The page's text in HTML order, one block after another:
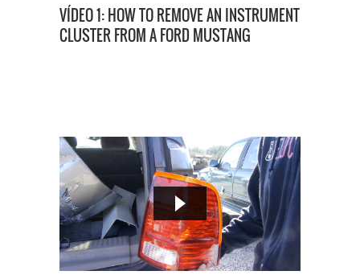
VÍDEO 1: HOW TO REMOVE AN INSTRUMENT
CLUSTER FROM A FORD MUSTANG